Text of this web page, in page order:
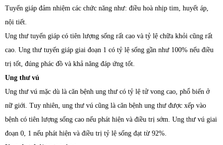
Tuyến giáp đảm nhiệm các chức năng như: điều hoà nhịp tim, huyết áp,
nội tiết.
Ung thư tuyến giáp có tiên lượng sống rất cao và tỷ lệ chữa khỏi cũng rất
cao. Ung thư tuyến giáp giai đoạn 1 có tỷ lệ sống gần như 100% nếu điều
trị tốt, đúng phác đồ và khả năng đáp ứng tốt.
Ung thư vú
Ung thư vú mặc dù là căn bệnh ung thư có tỷ lệ tử vong cao, phổ biến ở
nữ giới. Tuy nhiên, ung thư vú cũng là căn bệnh ung thư được xếp vào
bệnh có tiên lượng sống cao nếu phát hiện và điều trị sớm. Ung thư vú giai
đoạn 0, 1 nếu phát hiện và điều trị tỷ lệ sống đạt từ 92%.